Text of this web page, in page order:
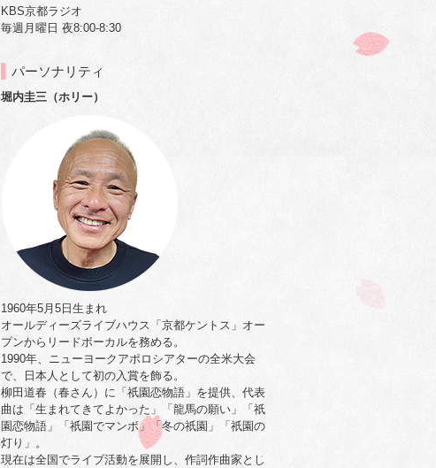
KBS京都ラジオ
毎週月曜日 夜8:00-8:30
パーソナリティ
堀内圭三（ホリー）
1960年5月5日生まれ
オールディーズライブハウス「京都ケントス」オー
プンからリードボーカルを務める。
1990年、ニューヨークアポロシアターの全米大会
で、日本人として初の入賞を飾る。
柳田道春（春さん）に「祇園恋物語」を提供、代表
曲は「生まれてきてよかった」「龍馬の願い」「祇
園恋物語」「祇園でマンボ」「冬の祇園」「祇園の
灯り」。
現在は全国でライブ活動を展開し、作詞作曲家とし